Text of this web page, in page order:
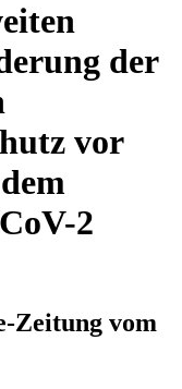
der
vor
2
Zeitung vom